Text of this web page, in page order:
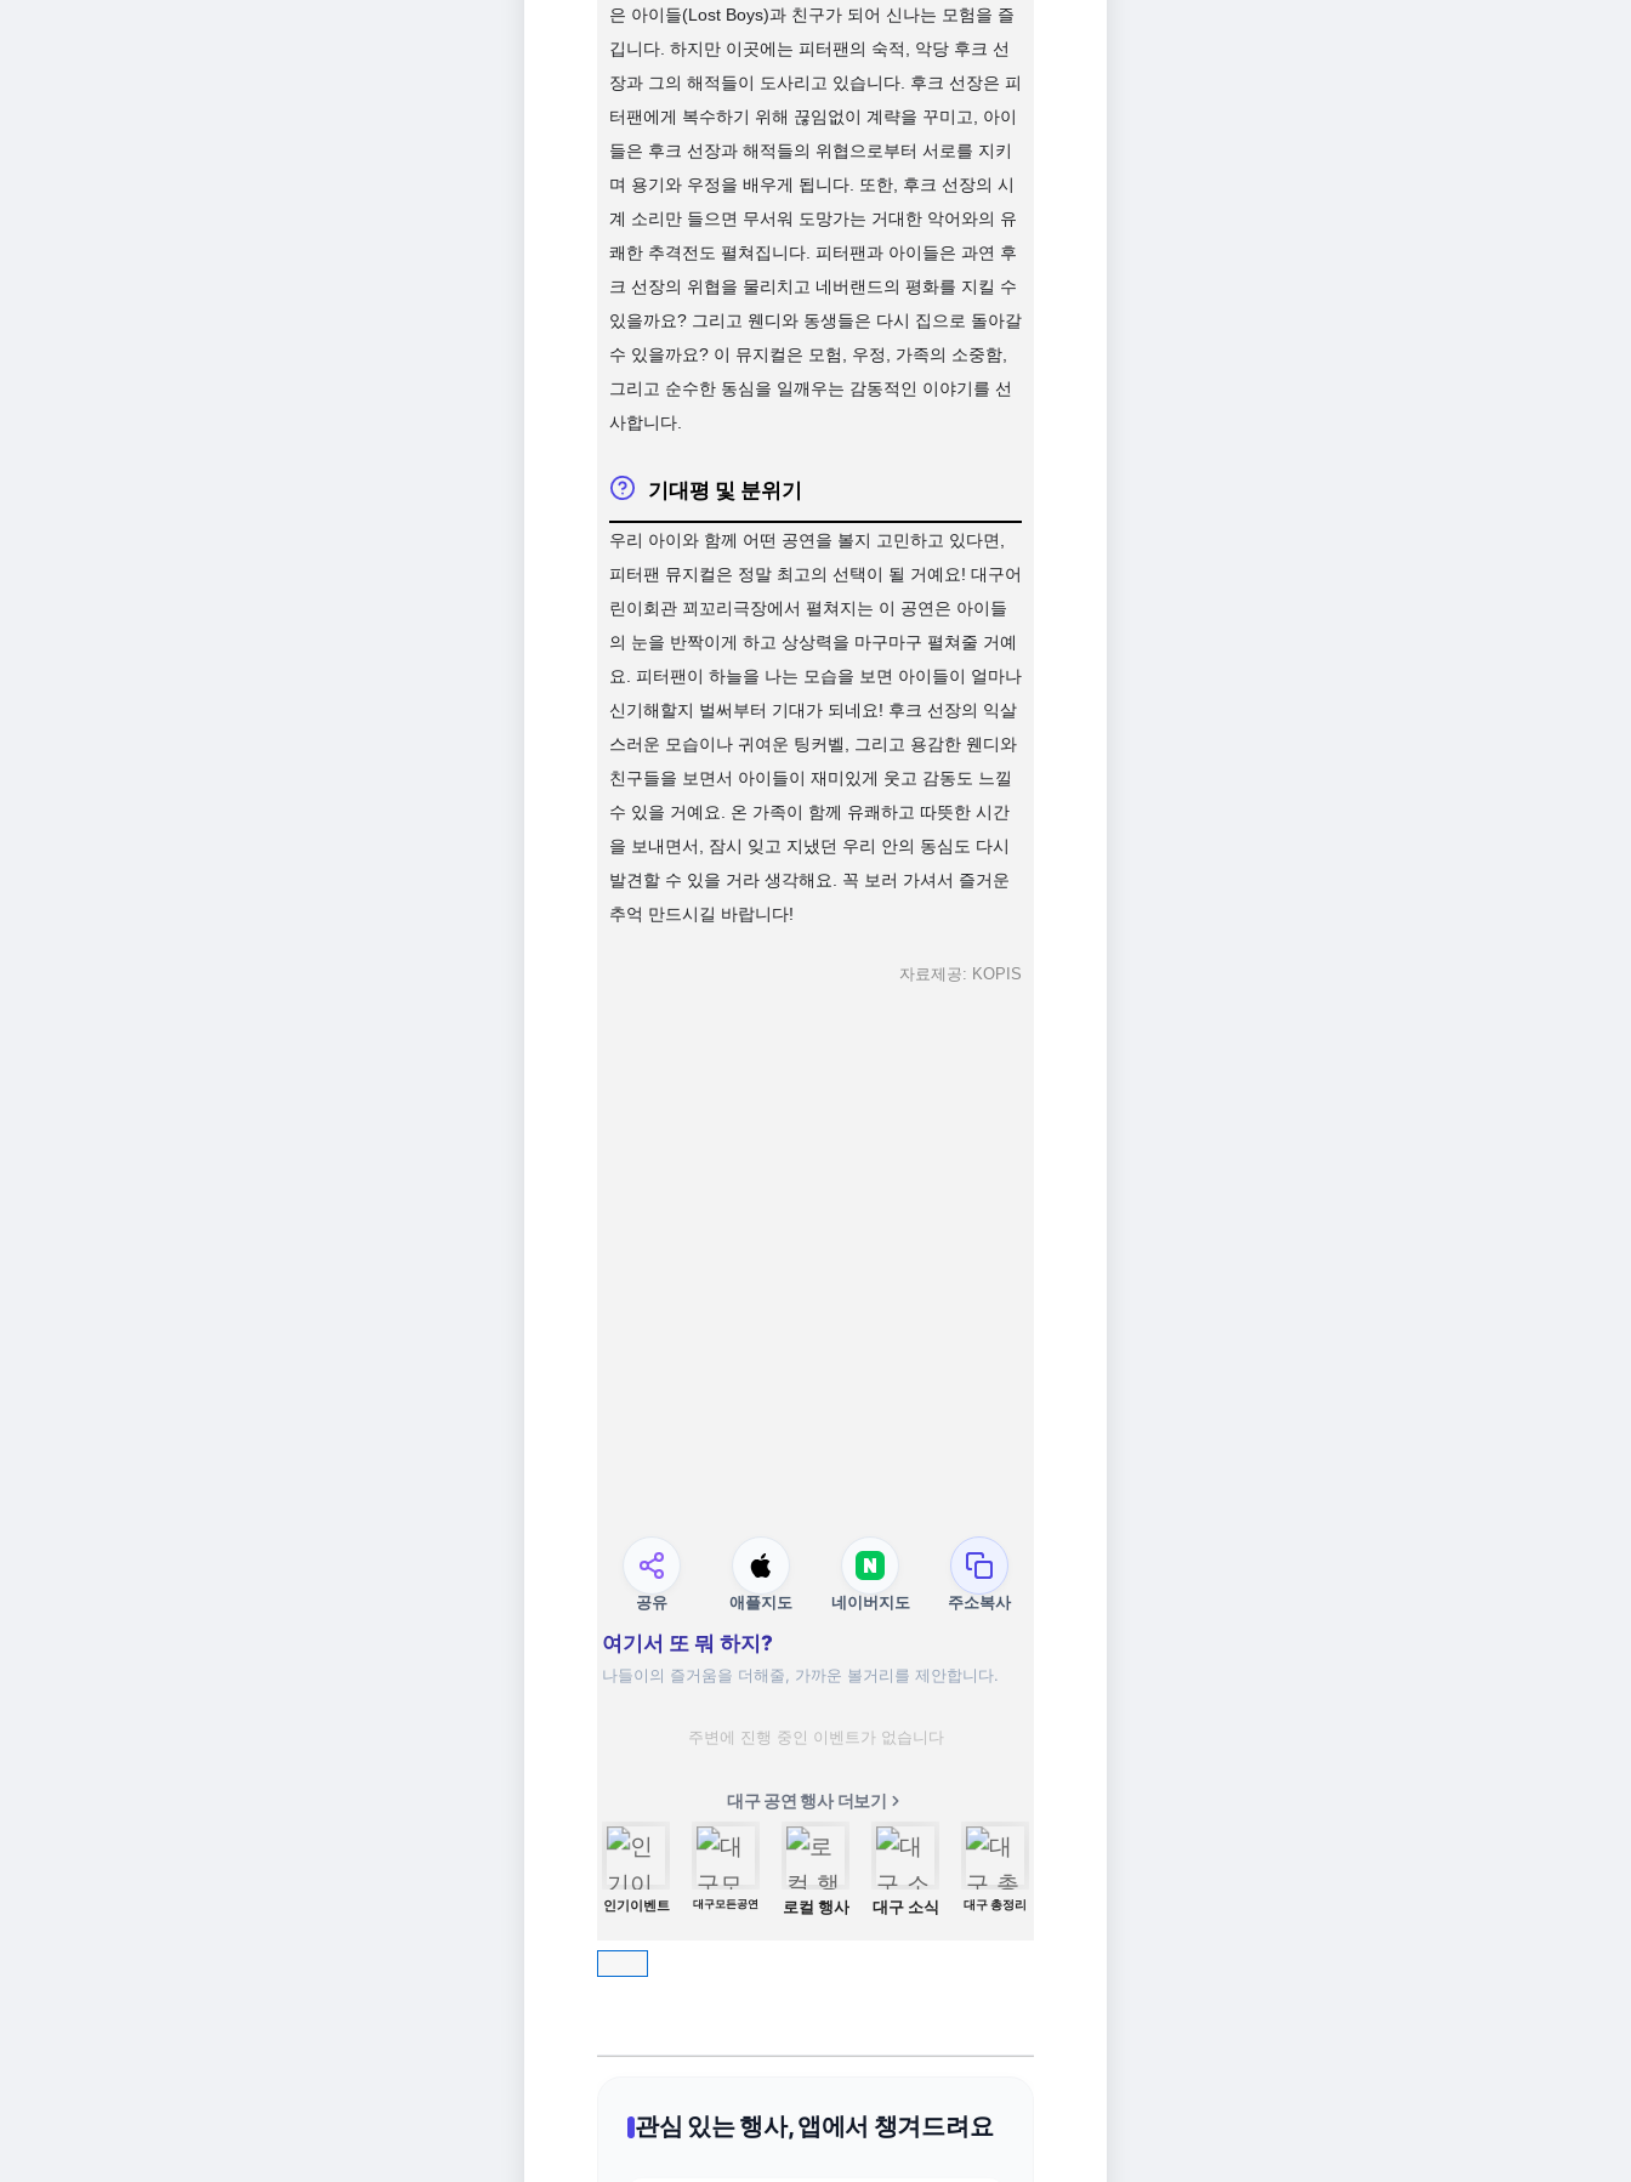
은 아이들(Lost Boys)과 친구가 되어 신나는 모험을 즐
깁니다. 하지만 이곳에는 피터팬의 숙적, 악당 후크 선
장과 그의 해적들이 도사리고 있습니다. 후크 선장은 피
터팬에게 복수하기 위해 끊임없이 계략을 꾸미고, 아이
들은 후크 선장과 해적들의 위협으로부터 서로를 지키
며 용기와 우정을 배우게 됩니다. 또한, 후크 선장의 시
계 소리만 들으면 무서워 도망가는 거대한 악어와의 유
쾌한 추격전도 펼쳐집니다. 피터팬과 아이들은 과연 후
크 선장의 위협을 물리치고 네버랜드의 평화를 지킬 수
있을까요? 그리고 웬디와 동생들은 다시 집으로 돌아갈
수 있을까요? 이 뮤지컬은 모험, 우정, 가족의 소중함,
그리고 순수한 동심을 일깨우는 감동적인 이야기를 선
사합니다.
기대평 및 분위기
우리 아이와 함께 어떤 공연을 볼지 고민하고 있다면,
피터팬 뮤지컬은 정말 최고의 선택이 될 거예요! 대구어
린이회관 꾀꼬리극장에서 펼쳐지는 이 공연은 아이들
의 눈을 반짝이게 하고 상상력을 마구마구 펼쳐줄 거예
요. 피터팬이 하늘을 나는 모습을 보면 아이들이 얼마나
신기해할지 벌써부터 기대가 되네요! 후크 선장의 익살
스러운 모습이나 귀여운 팅커벨, 그리고 용감한 웬디와
친구들을 보면서 아이들이 재미있게 웃고 감동도 느낄
수 있을 거예요. 온 가족이 함께 유쾌하고 따뜻한 시간
을 보내면서, 잠시 잊고 지냈던 우리 안의 동심도 다시
발견할 수 있을 거라 생각해요. 꼭 보러 가셔서 즐거운
추억 만드시길 바랍니다!
자료제공: KOPIS
공유 애플지도 네이버지도 주소복사
여기서 또 뭐 하지?
나들이의 즐거움을 더해줄, 가까운 볼거리를 제안합니다.
주변에 진행 중인 이벤트가 없습니다
대구 공연 행사 더보기
인기이벤트 대구모든공연 로컬 행사 대구 소식 대구 총정리
관심 있는 행사, 앱에서 챙겨드려요